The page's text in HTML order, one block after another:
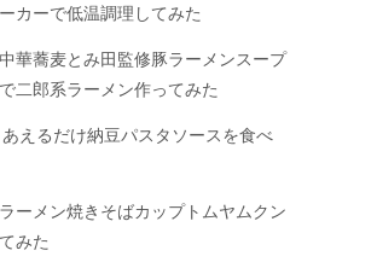
カーで低温調理してみた
華蕎麦とみ田監修豚ラーメンスープ
二郎系ラーメン作ってみた
えるだけ納豆パスタソースを食べ
ーメン焼きそばカップトムヤムクン
みた